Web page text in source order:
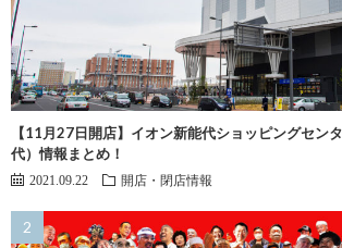
【11月27日開店】イオン新能代ショッピングセン
代）情報まとめ！
2021.09.22 開店・閉店情報